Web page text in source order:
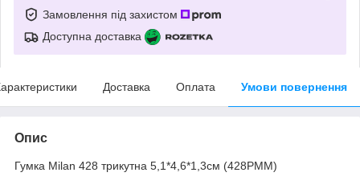
Замовлення під захистом
Доступна доставка
Доставка Оплата Умови повернення
Опис
Гумка Milan 428 трикутна 5,1*4,6*1,3см (428PMM)